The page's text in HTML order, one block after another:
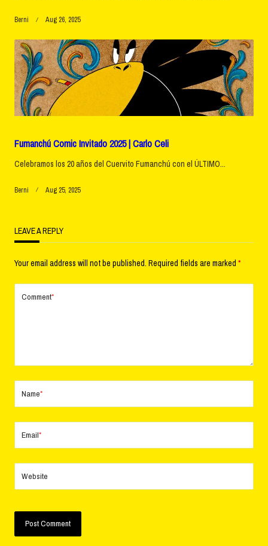
Berni Aug 26, 2025
Fumanchú Comic Invitado 2025 | Carlo Celi
Celebramos los 20 años del Cuervito Fumanchú con el ÚLTIMO...
Berni Aug 25, 2025
LEAVE A REPLY
Your email address will not be published. Required fields are marked *
Comment*
Name*
Email*
Website